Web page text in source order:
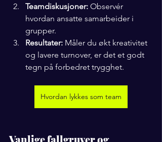
Teamdiskusjoner: Observér
hvordan ansatte samarbeider i
grupper.
Resultater: Måler du økt kreativitet
og lavere turnover, er det et godt
tegn på forbedret trygghet.
Hvordan lykkes som team